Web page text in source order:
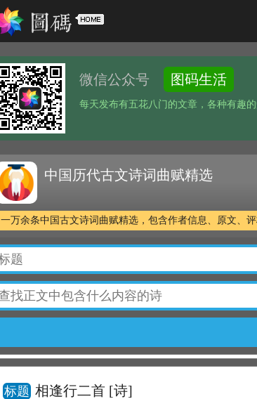
微信公众号 图码生活
每天发布有五花八门的文章，各种有趣
中国历代古文诗词曲赋精选
一万余条中国古文诗词曲赋精选，包含作者信息、原文、
标题 相逢行二首 [诗]